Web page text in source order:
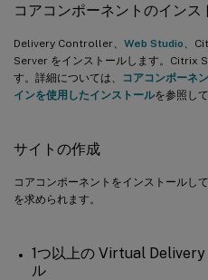
コアコンポーネントのインス
Delivery Controller、 Web Studio 、
Server をインストールします。Citrix
す。詳細については、
コアコンポーネ
インを使用したインストールを参照し
サイトの作成
コアコンポーネントをインストールし
を求められます。
1つ以上の Virtual
ル